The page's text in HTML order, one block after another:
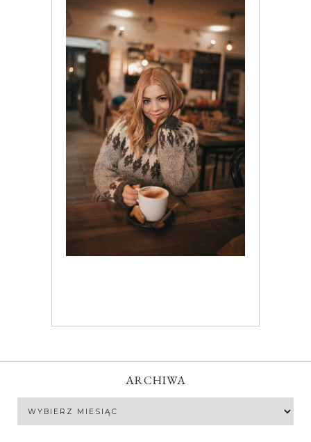
ARCHIWA
Archiwa